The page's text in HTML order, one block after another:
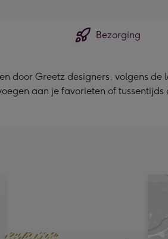
Bezorging
door Greetz designers, volgens de
aan je favorieten of